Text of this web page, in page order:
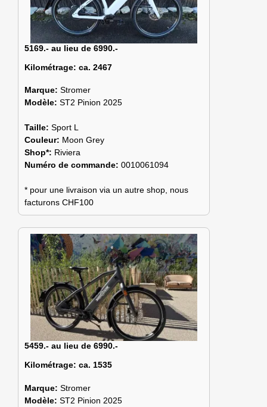
5169.- au lieu de 6990.-
Kilométrage: ca. 2467
Marque: Stromer
Modèle: ST2 Pinion 2025
Taille: Sport L
Couleur: Moon Grey
Shop*: Riviera
Numéro de commande: 0010061094
* pour une livraison via un autre shop, nous
facturons CHF100
5459.- au lieu de 6990.-
Kilométrage: ca. 1535
Marque: Stromer
Modèle: ST2 Pinion 2025